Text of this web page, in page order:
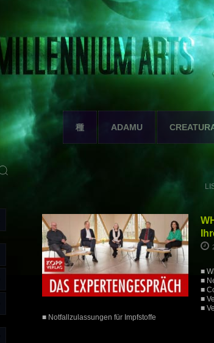
種 ADAMU
■
■
■
■
■
■ Notfallzulassungen für Impfstoffe